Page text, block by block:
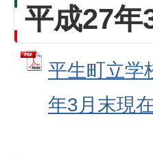
平成27年
平生町立学
年3月末現